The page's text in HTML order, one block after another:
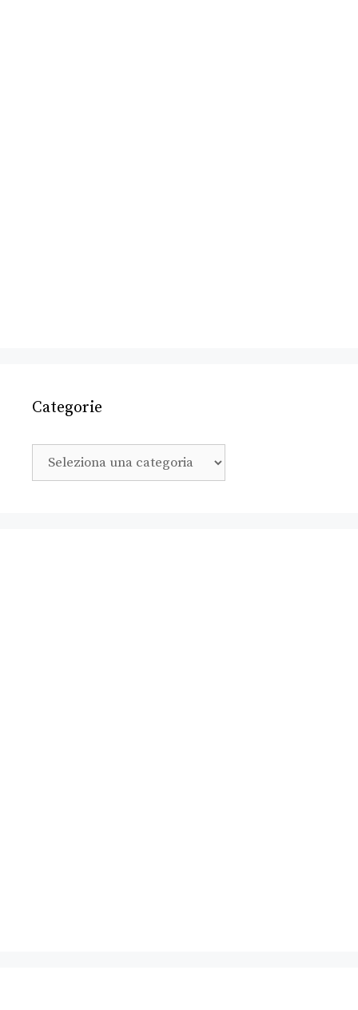
Categorie